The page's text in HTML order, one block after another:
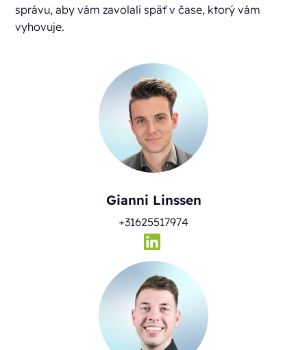
správu, aby vám zavolali späť v čase, ktorý vám
vyhovuje.
Gianni Linssen
+31625517974